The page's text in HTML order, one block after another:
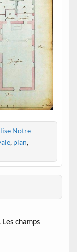
Notre-
, plan,
Les champs